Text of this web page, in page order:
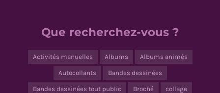
Que recherchez-vous ?
Activités manuelles Albums Albums animés
Autocollants Bandes dessinées
Bandes dessinées tout public Broché collage